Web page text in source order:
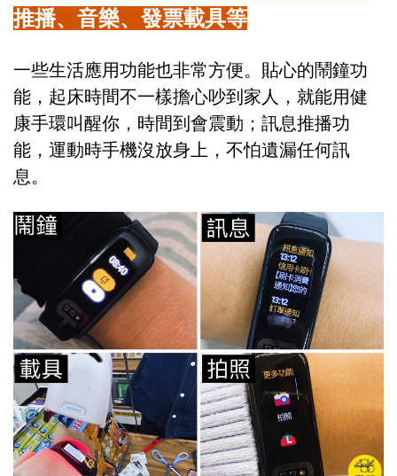
推播、音樂、發票載具等
一些生活應用功能也非常方便。貼心的鬧鐘功
能，起床時間不一樣擔心吵到家人，就能用健
康手環叫醒你，時間到會震動；訊息推播功
能，運動時手機沒放身上，不怕遺漏任何訊
息。